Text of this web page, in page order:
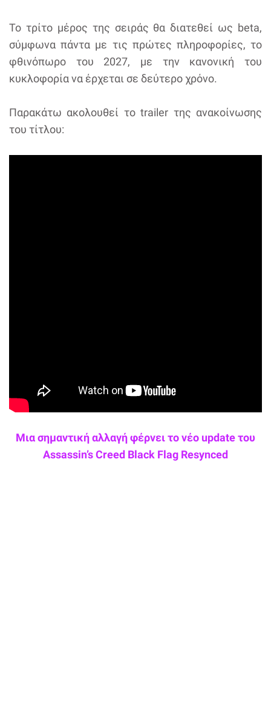
Το τρίτο μέρος της σειράς θα διατεθεί ως beta,
σύμφωνα πάντα με τις πρώτες πληροφορίες, το
φθινόπωρο του 2027, με την κανονική του
κυκλοφορία να έρχεται σε δεύτερο χρόνο.
Παρακάτω ακολουθεί το trailer της ανακοίνωσης
του τίτλου:
Μια σημαντική αλλαγή φέρνει το νέο update του
Assassin’s Creed Black Flag Resynced